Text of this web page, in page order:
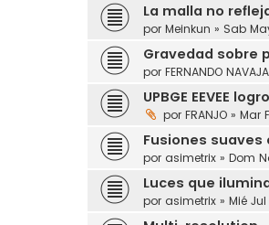
La malla no
por Meinkun » Sab
Gravedad sobre
por FERNANDO
UPBGE EEVEE
por FRANJO » Mar
Fusiones
por asimetrix » Dom
Luces que
por asimetrix » Mié